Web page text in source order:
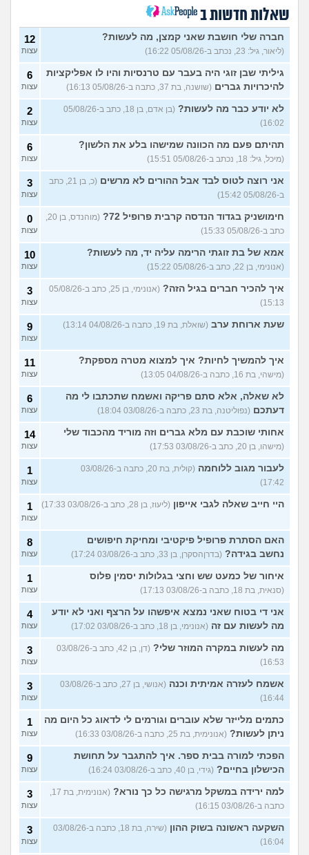
(לחם ושעשועים, בן 36)
כשרבתי עם בת הזוג שלי,
דחפתי אותה מתוך כעס. איך
להתמודד?
(אלכס, שם בדוי, בן
40)
13
עצות
איך להסביר לה שאני רוצה
להיפרד?
(עידן, בן 27)
20
עצות
בעיות ביני לבית הזוג, מה
לעשות?
6
עצות
לא משלמת בדייטים
(אלי, בן
29)
9
עצות
יוצאת איתו היום לדייט ראשון 3
עצות
בטיילת או מועדון?
(רואי, בן
26)
8
עצות
לוקח אותי לדייטים גרועים
האם להמשיך?
(נטע, בת 21)
17
עצות
עוד שאלות חדשות במדור
שאלות חדשות ב
חברה שלי חושבת שאני קמצן, מה לעשות?
(ליאור, גיל: 23, נכתב ב-05/08/26 16:22)
12
עצות
גיליתי שבן זוגי היה בעבר עם טרנסיות והיו לו אפליקציות
להיכרויות גברים (שושנה, בת 37, כתבה ב-05/08/26 16:13)
6
עצות
לא יודע כבר מה לעשות?
(בן אדם, בן 18, כתב ב-05/08/26
16:02)
2
עצות
תהיתם פעם מה הכוונה שמישהו בלע את הלשון?
(מיכל, גיל: 18, נכתב ב-05/08/26 15:51)
6
עצות
אני רוצה לטוס לבד אבל ההורים לא מרשים
(כ, בן 21, כתב
ב-05/08/26 15:42)
3
עצות
חימושניק בגדוד הנדסה קרבית פרופיל 72?
כתב ב-05/08/26 15:33)
0
עצות
אמא של בת זוגתי הרימה עליה יד, מה לעשות?
(אנונימי, בן 22, כתב ב-05/08/26 15:22)
10
עצות
איך להכיר חברים בגיל הזה?
(אנונימי, בן 25, כתב ב-05/08/26
15:13)
3
עצות
שעת ארוחת ערב (שואלת, בת 19, כתבה ב-04/08/26 13:14) 9
עצות
איך להמשיך לחיות? איך למצוא מטרה מספקת?
(מישהי, בת 16, כתבה ב-04/08/26 13:05)
11
עצות
לא שאלה, אלא סתם פריקה ואשמח שתכתבו לי מה
דעתכם (נפוליטנה, בת 23, כתבה ב-03/08/26 18:04)
6
עצות
אחותי שוכבת עם מלא גברים וזה מוריד מהכבוד שלי
(מישהו, בן 20, כתב ב-03/08/26 17:53)
14
עצות
לעבור מגוב ללוחמה
(קולית, בת 20, כתבה ב-03/08/26
17:42)
1
עצות
היי חייב שאלה לגבי אייפון (ליעוז, בן 28, כתב ב-03/08/26 17:33) 1
עצות
האם הסתרת פרופיל פיקטיבי ומחיקת חיפושים
נחשב בגידה? (בדרןהסקרן, בן 33, כתב ב-03/08/26 17:24)
8
עצות
איחור של כמעט שש וחצי בגלולות יסמין פלוס
(סנאית, בת 18, כתבה ב-03/08/26 17:13)
1
עצות
אני די בטוח שאני נמצא איפשהו על הרצף ואני לא יודע
מה לעשות עם זה (אנונימי, בן 18, כתב ב-03/08/26 17:02)
4
עצות
מה לעשות במקרה המוזר שלי?
(דן, בן 42, כתב ב-03/08/26
16:53)
3
עצות
אשמח לעזרה אמיתית וכנה
(אנושי, בן 27, כתב ב-03/08/26
16:44)
3
עצות
כתמים מלייזר שלא עוברים וגורמים לי לדאוג כל היום מה
ניתן לעשות? (אנונימית, בת 25, כתבה ב-03/08/26 16:33)
1
עצות
הפכתי למורה בבית ספר. איך להתגבר על תחושת
הכישלון בחיים? (גידי, בן 40, כתב ב-03/08/26 16:24)
9
עצות
למה ירידה במשקל מרגישה כל כך נורא?
כתבה ב-03/08/26 16:15)
3
עצות
השקעה ראשונה בשוק ההון
(שירה, בת 18, כתבה ב-03/08/26
16:04)
3
עצות